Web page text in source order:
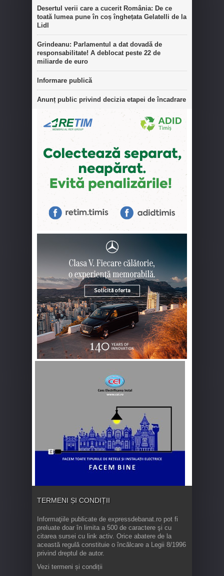
Desertul verii care a cucerit România: De ce
toată lumea pune în coș înghețata Gelatelli de la
Lidl
Grindeanu: Parlamentul a dat dovadă de
responsabilitate! A deblocat peste 22 de
miliarde de euro
Informare publică
Anunț public privind decizia etapei de încadrare
TERMENI ȘI CONDIȚII
Informaţiile publicate de expressdebanat.ro pot fi
preluate doar în limita a 500 de caractere şi cu
citarea sursei cu link activ. Orice abatere de la
această regulă constituie o încălcare a Legii 8/1996
privind dreptul de autor.
Vezi termeni și condiții